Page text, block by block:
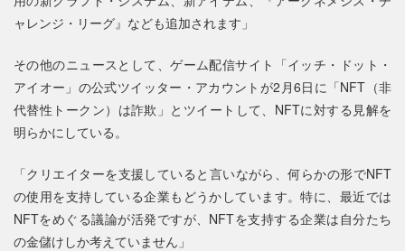
ャレンジ・リーグ』なども追加されます」
その他のニュースとして、ゲーム配信サイト「イッチ・ドット・
アイオー」の公式ツイッター・アカウントが2月6日に「NFT（非
代替性トークン）は詐欺」とツイートして、NFTに対する見解を
明らかにしている。
「クリエイターを支援していると言いながら、何らかの形でNFT
の使用を支持している企業もどうかしています。特に、最近では
NFTをめぐる議論が活発ですが、NFTを支持する企業は自分たち
の金儲けしか考えていません」